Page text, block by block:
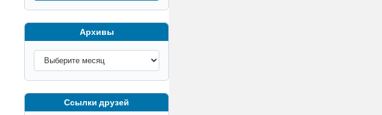
Архивы
Ссылки друзей